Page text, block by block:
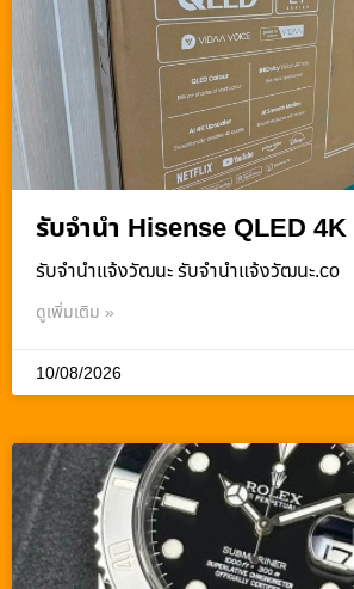
รับจำนำ Hisense QLED
รับจํานําแจ้งวัฒนะ รับจํานําแจ้งวัฒนะ.co
ดูเพิ่มเติม »
10/08/2026